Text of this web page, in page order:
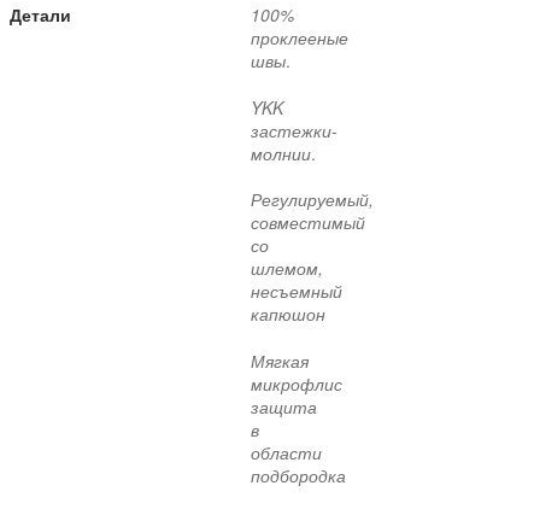
Детали
100%
проклееные
швы.
YKK
застежки-
молнии.
Регулируемый,
совместимый
со
шлемом,
несъемный
капюшон
Мягкая
микрофлис
защита
в
области
подбородка